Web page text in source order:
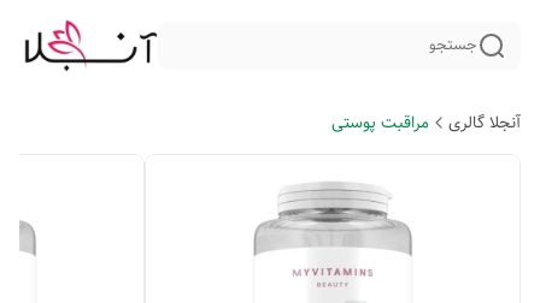
جستجو
آنجلا گالری مراقبت پوستی